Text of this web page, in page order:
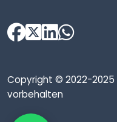
Copyright © 2022-2025
vorbehalten